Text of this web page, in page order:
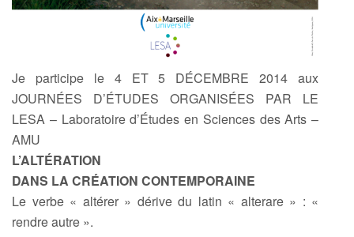
Je participe le 4 ET 5 DÉCEMBRE 2014 aux
JOURNÉES D’ÉTUDES ORGANISÉES PAR LE
LESA – Laboratoire d’Études en Sciences des Arts –
AMU
L’ALTÉRATION
DANS LA CRÉATION CONTEMPORAINE
Le verbe « altérer » dérive du latin « alterare » : «
rendre autre ».